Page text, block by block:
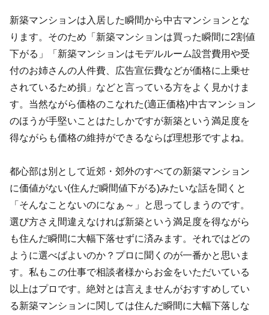
新築マンションは入居した瞬間から中古マンションとな
ります。そのため「新築マンションは買った瞬間に2割値
下がる」「新築マンションはモデルルーム設営費用や受
付のお姉さんの人件費、広告宣伝費などが価格に上乗せ
されているため損」などと言っている方をよく見かけま
す。当然ながら価格のこなれた(適正価格)中古マンション
のほうが手堅いことはたしかですが新築という満足度を
得ながらも価格の維持ができるならば理想形ですよね。
都心部は別として近郊・郊外のすべての新築マンション
に価値がない(住んだ瞬間値下がる)みたいな話を聞くと
「そんなことないのになぁ～」と思ってしまうのです。
選び方さえ間違えなければ新築という満足度を得ながら
も住んだ瞬間に大幅下落せずに済みます。それではどの
ように選べばよいのか？プロに聞くのが一番かと思いま
す。私もこの仕事で相談者様からお金をいただいている
以上はプロです。絶対とは言えませんがおすすめしてい
る新築マンションに関しては住んだ瞬間に大幅下落しな